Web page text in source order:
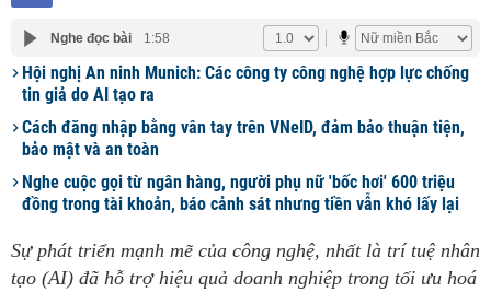
Nghe đọc bài 1:58
Hội nghị An ninh Munich: Các công ty công nghệ hợp lực chống
tin giả do AI tạo ra
Cách đăng nhập bằng vân tay trên VNeID, đảm bảo thuận tiện,
bảo mật và an toàn
Nghe cuộc gọi từ ngân hàng, người phụ nữ 'bốc hơi' 600 triệu
đồng trong tài khoản, báo cảnh sát nhưng tiền vẫn khó lấy lại
Sự phát triển mạnh mẽ của công nghệ, nhất là trí tuệ nhân
tạo (AI) đã hỗ trợ hiệu quả doanh nghiệp trong tối ưu hoá